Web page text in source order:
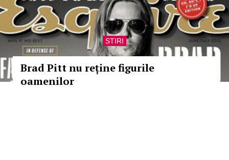
STIRI
Brad Pitt nu reține figurile
oamenilor